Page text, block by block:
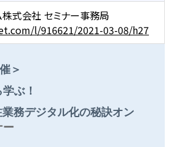
株式会社 セミナー事務局
l/916621/2021-03-08/h27